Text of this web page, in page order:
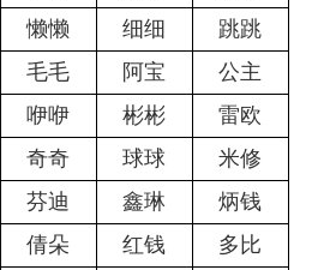
懒懒 细细
跳跳
毛毛 阿宝
公主
咿咿 彬彬
雷欧
奇奇 球球
米修
芬迪 鑫琳
炳钱
倩朵 红钱
多比